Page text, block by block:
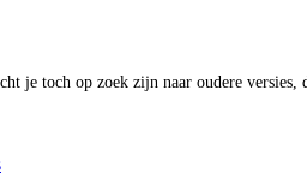
je toch op zoek zijn naar oudere versies,